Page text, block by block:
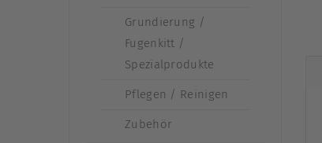
Grundierung /
Fugenkitt /
Spezialprodukte
Pflegen / Reinigen
Zubehör